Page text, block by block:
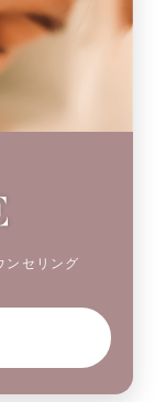
ンセリング